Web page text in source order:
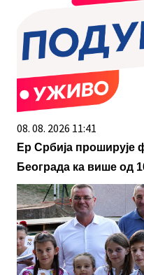
08. 08. 2026 11:41
Ер Србија проширује
Београда ка више од